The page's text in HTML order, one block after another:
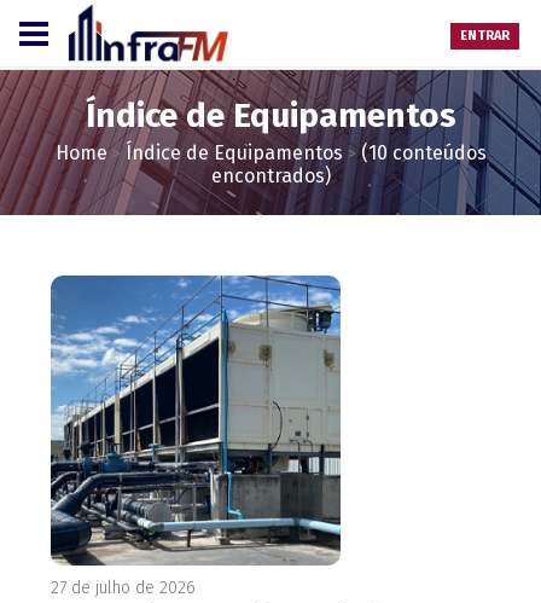
ENTRAR
Índice de Equipamentos
Home> Índice de Equipamentos >(10 conteúdos
encontrados)
27 de julho de 2026